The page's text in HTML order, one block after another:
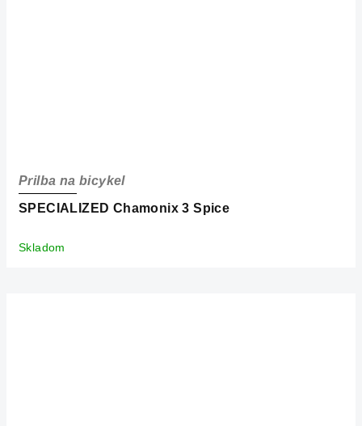
SPECIALIZED Chamonix 3 Spice
Prilba na bicykel
Skladom